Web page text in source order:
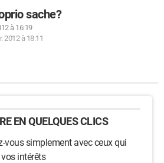
sache?
à 16:19
2012 à 18:11
EN QUELQUES CLICS
vous simplement avec ceux qui
intérêts